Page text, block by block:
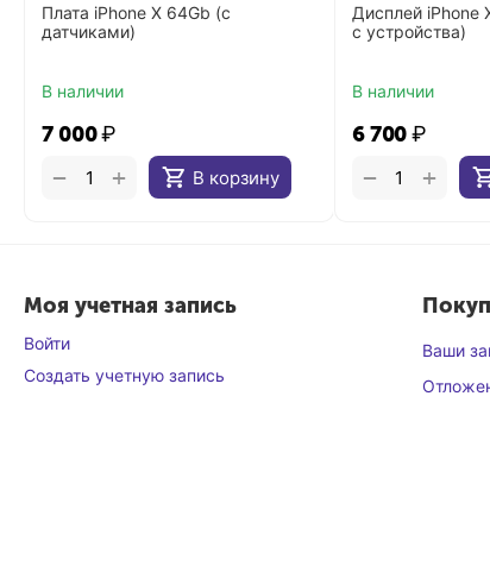
Плата iPhone X 64Gb (с
датчиками)
В наличии
7 000₽
В корзину
+
−
Дисплей iPhone
с устройства)
В наличии
6 700₽
+
−
Моя учетная запись
Войти
Создать учетную запись
Ваши